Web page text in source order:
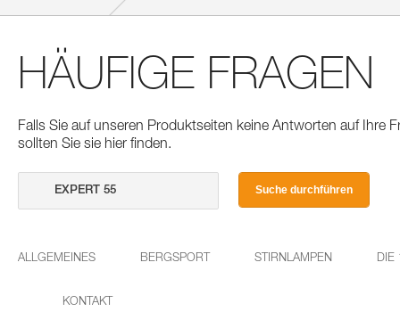
HÄUFIGE FRAGEN
Falls Sie auf unseren Produktseiten keine Antworten auf Ihre
sollten Sie sie hier finden.
Suche durchführen
ALLGEMEINES BERGSPORT STIRNLAMPEN DIE
KONTAKT